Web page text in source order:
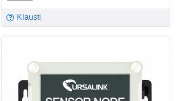
Klausti